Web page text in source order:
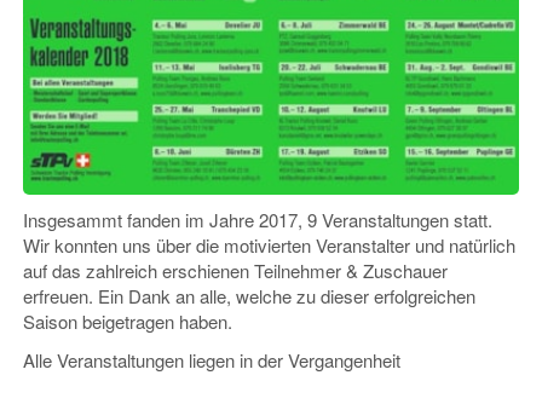
Insgesammt fanden im Jahre 2017, 9 Veranstaltungen statt.
Wir konnten uns über die motivierten Veranstalter und natürlich
auf das zahlreich erschienen Teilnehmer & Zuschauer
erfreuen. Ein Dank an alle, welche zu dieser erfolgreichen
Saison beigetragen haben.
Alle Veranstaltungen liegen in der Vergangenheit